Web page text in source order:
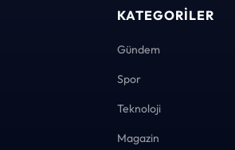
KATEGORILER
Gündem
Spor
Teknoloji
Magazin